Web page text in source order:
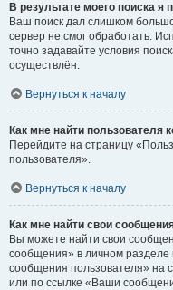
В результате моего поиска я
Ваш поиск дал слишком
сервер не смог обработать.
точно задавайте условия
осуществлён.
Вернуться к началу
Как мне найти пользователя
Перейдите на страницу
пользователя».
Вернуться к началу
Как мне найти свои
Вы можете найти свои
сообщения» в личном разделе
сообщения пользователя» на
или по ссылке «Ваши